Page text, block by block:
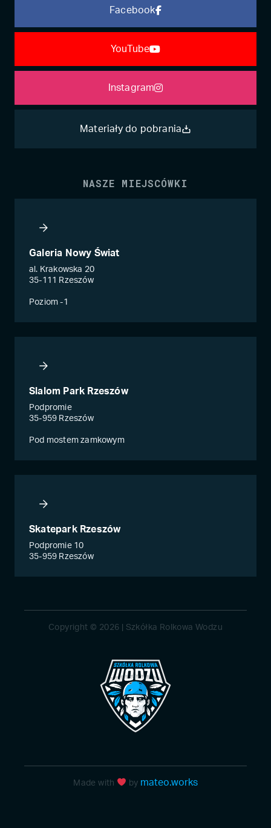
Facebook
YouTube
Instagram
Materiały do pobrania
NASZE MIEJSCÓWKI
Galeria Nowy Świat
al. Krakowska 20
35-111 Rzeszów
Poziom -1
Slalom Park Rzeszów
Podpromie
35-959 Rzeszów
Pod mostem zamkowym
Skatepark Rzeszów
Podpromie 10
35-959 Rzeszów
Copyright © 2026 | Szkółka Rolkowa Wodzu
Made with by mateo.works